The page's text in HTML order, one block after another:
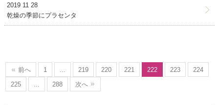
2019 11 28
乾燥の季節にプラセンタ
前へ 1 219 220 221 222 223
224
225
288 次へ